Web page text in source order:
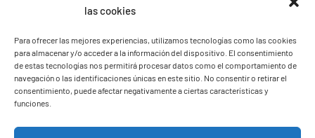
las cookies
Para ofrecer las mejores experiencias, utilizamos tecnologías como las cookies
para almacenar y/o acceder a la información del dispositivo. El consentimiento
de estas tecnologías nos permitirá procesar datos como el comportamiento de
navegación o las identificaciones únicas en este sitio. No consentir o retirar el
consentimiento, puede afectar negativamente a ciertas características y
funciones.
Contacto